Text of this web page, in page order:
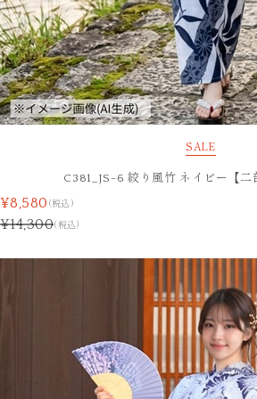
SALE
C381_JS-6 絞り風竹 ネイビー【二
¥8,580 (税込)
¥14,300(税込)